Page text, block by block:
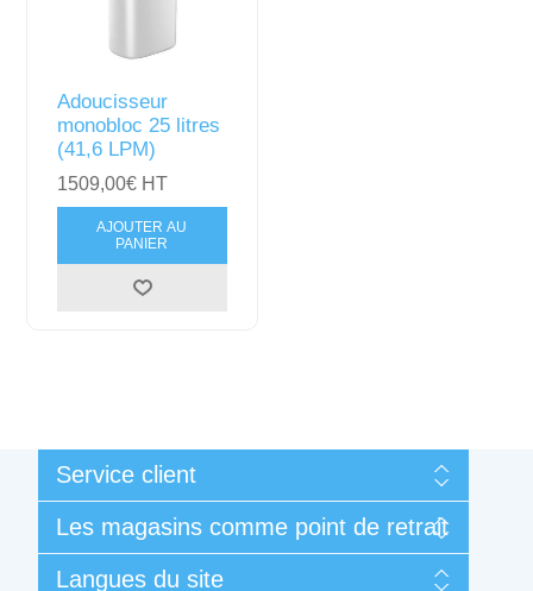
Adoucisseur
monobloc 25 litres
(41,6 LPM)
1509,00€ HT
AJOUTER AU
PANIER
Service client
Mes commandes
Conditions générales de vente et de garantie
Contactez-nous
Les magasins comme point de retrait
Langues du site